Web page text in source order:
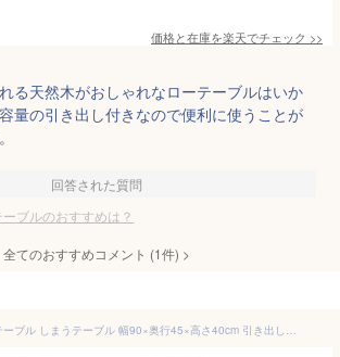
価格と在庫を楽天でチェック >>
る天然木がおしゃれなローテーブルはいか
量の引き出し付きなので便利に使うことが
回答された質問
ブルのおすすめは？
全てのおすすめコメント (1件) >
Vanlent ローテーブル しまうテーブル 幅90×奥行45×高さ40cm 引き出し×2 リビングテーブル センターテーブル 収納機能 新生活 一人暮らし 組み立て簡単